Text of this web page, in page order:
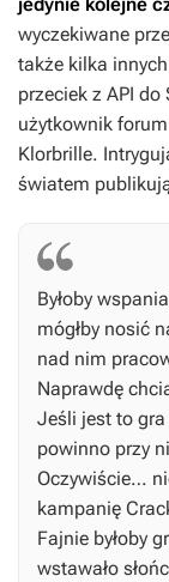
wyczekiwane
także kilka
przeciek z API do
użytkownik
Klorbrille.
światem
Byłoby
mógłby nosić
nad nim
Naprawdę
Jeśli jest to
powinno przy
Oczywiście…
kampanię
Fajnie byłoby
wstawało